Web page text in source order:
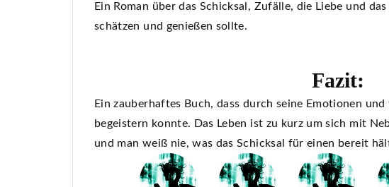
Ein Roman über das Schicksal, Zufälle, die Liebe und
schätzen und genießen sollte.
Fazit:
Ein zauberhaftes Buch, dass durch seine Emotionen
begeistern konnte. Das Leben ist zu kurz um sich mit
und man weiß nie, was das Schicksal für einen bereit